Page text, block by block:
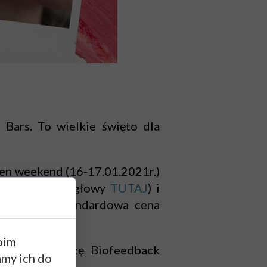
To wielkie święto dla
weekend (16-17.01.2021r.)
masażu głowy TUTAJ) i
(standardowa cena
i diagnozę Biofeedback
ich do